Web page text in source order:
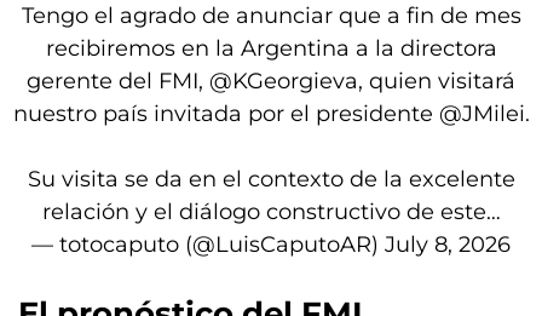
Tengo el agrado de anunciar que a fin de mes
recibiremos en la Argentina a la directora
gerente del FMI, @KGeorgieva, quien visitará
nuestro país invitada por el presidente @JMilei.
Su visita se da en el contexto de la excelente
relación y el diálogo constructivo de este…
— totocaputo (@LuisCaputoAR) July 8, 2026